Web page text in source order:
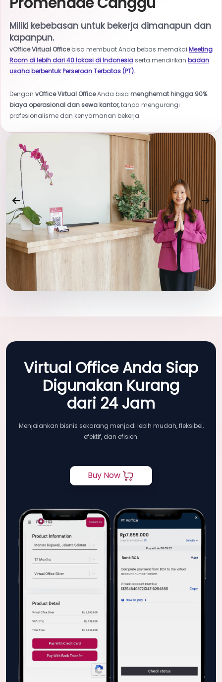
Miliki kebebasan untuk bekerja dimanapun dan
kapanpun.
vOffice Virtual Officebisa membuat Anda bebas memakai Meeting
Room di lebih dari 40 lokasi di Indonesia serta mendirikan badan
usaha berbentuk Perseroan Terbatas (PT).
Dengan vOffice Virtual OfficeAnda bisa menghemat hingga 90%
biaya operasional dan sewa kantor,tanpa mengurangi
profesionalisme dan kenyamanan bekerja.
Virtual Office Anda Siap
Digunakan Kurang
dari 24 Jam
Menjalankan bisnis sekarang menjadi lebih mudah, fleksibel,
efektif, dan efisien.
Buy Now